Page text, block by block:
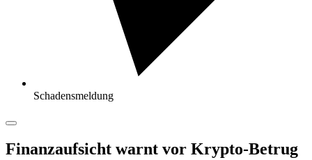
Schadensmeldung
Finanzaufsicht warnt vor Krypto-Betrug